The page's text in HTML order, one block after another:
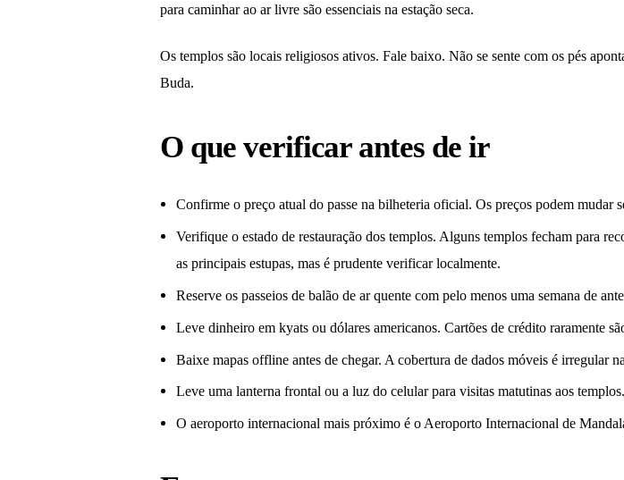
para caminhar ao ar livre são essenciais na estação seca.
Os templos são locais religiosos ativos. Fale baixo. Não se sente com os pés
Buda.
O que verificar antes de ir
Confirme o preço atual do passe na bilheteria oficial. Os preços podem mudar
Verifique o estado de restauração dos templos. Alguns templos fecham para
as principais estupas, mas é prudente verificar localmente.
Reserve os passeios de balão de ar quente com pelo menos uma semana de
Leve dinheiro em kyats ou dólares americanos. Cartões de crédito raramente
Baixe mapas offline antes de chegar. A cobertura de dados móveis é irregular
Leve uma lanterna frontal ou a luz do celular para visitas matutinas aos templos.
O aeroporto internacional mais próximo é o Aeroporto Internacional de